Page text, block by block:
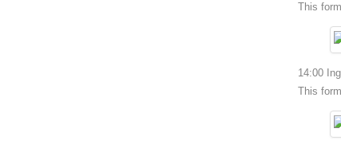
This
14:00
This